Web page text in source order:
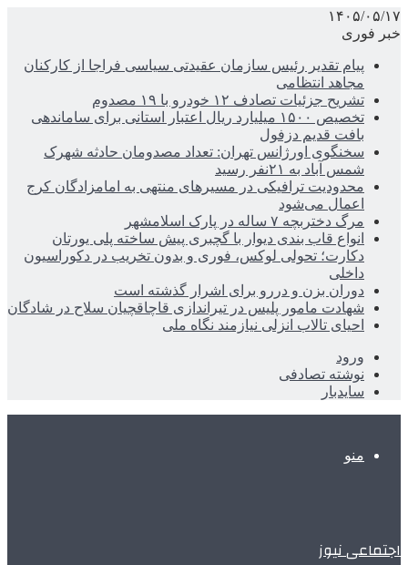
۱۴۰۵/۰۵/۱۷
خبر فوری
پیام تقدیر رئیس سازمان عقیدتی سیاسی فراجا از کارکنان
مجاهد انتظامی
تشریح جزئیات تصادف ۱۲ خودرو با ۱۹ مصدوم
تخصیص ۱۵۰۰ میلیارد ریال اعتبار استانی برای ساماندهی
بافت قدیم دزفول
سخنگوی اورژانس تهران: تعداد مصدومان حادثه شهرک
شمس آباد به ۲۱نفر رسید
محدودیت ترافیکی در مسیرهای منتهی به امامزادگان کرج
اعمال می‌شود
مرگ دختربچه ۷ ساله در پارک اسلامشهر
انواع قاب بندی دیوار با گچبری پیش ساخته پلی یورتان
دکارت؛ تحولی لوکس، فوری و بدون تخریب در دکوراسیون
داخلی
دوران بزن و دررو برای اشرار گذشته است
شهادت مامور پلیس در تیراندازی قاچاقچیان سلاح در شادگان
احیای تالاب انزلی نیازمند نگاه ملی
ورود
نوشته تصادفی
سایدبار
منو
اجتماعی نیوز